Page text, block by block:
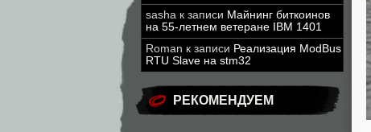
sasha к записи Майнинг биткоинов
на 55-летнем ветеране IBM 1401
Roman к записи Реализация ModBus
RTU Slave на stm32
РЕКОМЕНДУЕМ